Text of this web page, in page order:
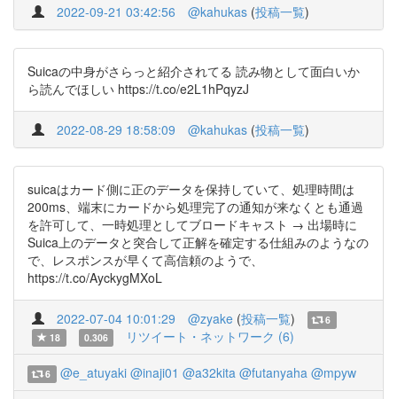
2022-09-21 03:42:56 @kahukas (投稿一覧)
Suicaの中身がさらっと紹介されてる 読み物として面白いか
ら読んでほしい https://t.co/e2L1hPqyzJ
2022-08-29 18:58:09 @kahukas (投稿一覧)
suicaはカード側に正のデータを保持していて、処理時間は
200ms、端末にカードから処理完了の通知が来なくとも通過
を許可して、一時処理としてブロードキャスト → 出場時に
Suica上のデータと突合して正解を確定する仕組みのようなの
で、レスポンスが早くて高信頼のようで、
https://t.co/AyckygMXoL
2022-07-04 10:01:29 @zyake (投稿一覧)
6
18
0.306 リツイート・ネットワーク (6)
6 @e_atuyaki @inaji01 @a32kita @futanyaha @mpyw